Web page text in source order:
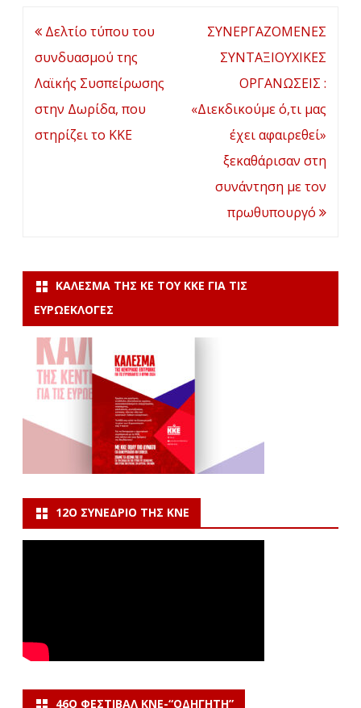
Πλοήγηση
άρθρων
Δελτίο τύπου του
συνδυασμού της
Λαϊκής Συσπείρωσης
στην Δωρίδα, που
στηρίζει το ΚΚΕ
ΣΥΝΕΡΓΑΖΟΜΕΝΕΣ
ΣΥΝΤΑΞΙΟΥΧΙΚΕΣ
ΟΡΓΑΝΩΣΕΙΣ :
«Διεκδικούμε ό,τι μας
έχει αφαιρεθεί»
ξεκαθάρισαν στη
συνάντηση με τον
πρωθυπουργό
ΚΆΛΕΣΜΑ ΤΗΣ ΚΕ ΤΟΥ ΚΚΕ ΓΙΑ ΤΙΣ
ΕΥΡΩΕΚΛΟΓΈΣ
12Ο ΣΥΝΈΔΡΙΟ ΤΗΣ ΚΝΕ
46Ο ΦΕΣΤΙΒΆΛ ΚΝΕ-“ΟΔΗΓΗΤΗ”